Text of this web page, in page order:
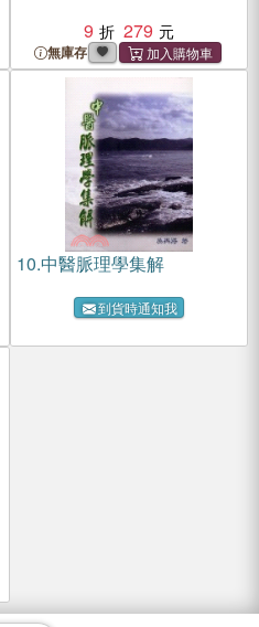
9
279
無庫存
10.中醫脈理學集解
到貨時通知我